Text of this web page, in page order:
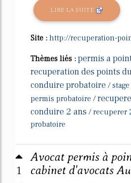
LIRE LA SUITE
Site : http://recuperation-
Thèmes liés : permis a
recuperation des points
conduire probatoire /
permis probatoire /
conduire 2 ans /recuperer
probatoire
1
Avocat permis à
cabinet d'avocats